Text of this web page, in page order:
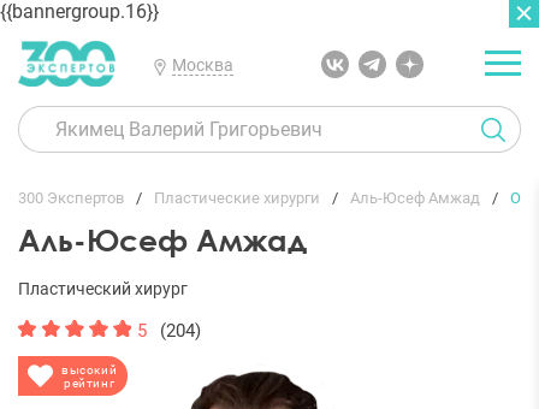
{{bannergroup.16}}
Москва
300 Экспертов Пластические хирурги Аль-Юсеф Амжад
Аль-Юсеф Амжад
высокий
рейтинг
Пластический хирург
5 (204)
ГЛАВНАЯ ОТЗЫВЫ